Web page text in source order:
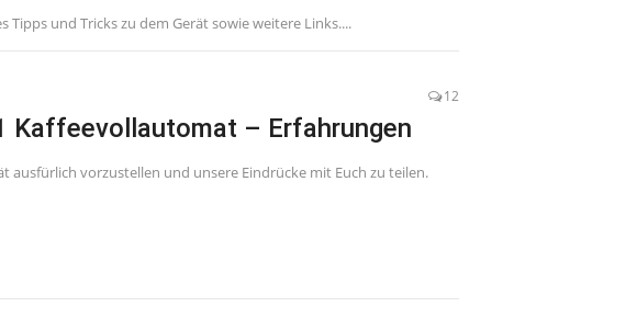
und Tricks zu dem Gerät sowie weitere Links....
12
Kaffeevollautomat – Erfahrungen
ausfürlich vorzustellen und unsere Eindrücke mit Euch zu teilen.